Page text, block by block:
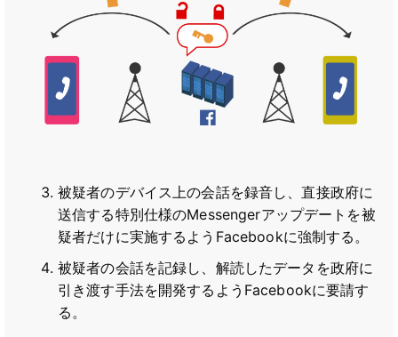
被疑者のデバイス上の会話を録音し、直接政府に
送信する特別仕様のMessengerアップデートを被
疑者だけに実施するようFacebookに強制する。
被疑者の会話を記録し、解読したデータを政府に
引き渡す手法を開発するようFacebookに要請す
る。